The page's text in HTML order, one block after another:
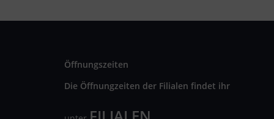
Öffnungszeiten
Die Öffnungzeiten der Filialen findet ihr